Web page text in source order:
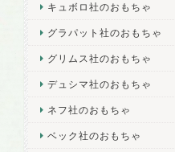
キュボロ社のおもちゃ
グラパット社のおもちゃ
グリムス社のおもちゃ
デュシマ社のおもちゃ
ネフ社のおもちゃ
ベック社のおもちゃ